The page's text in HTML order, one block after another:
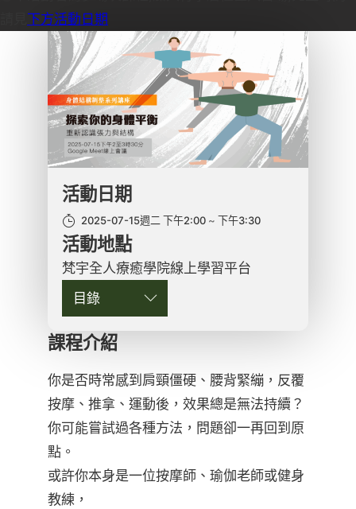
下方活動日期
課程介紹
你是否時常感到肩頸僵硬、腰背緊繃，反覆
按摩、推拿、運動後，效果總是無法持續？
你可能嘗試過各種方法，問題卻一再回到原
點。
或許你本身是一位按摩師、瑜伽老師或健身
教練，
活動日期
2025-07-15週二 下午2:00 下午3:30
活動地點
梵宇全人療癒學院線上學習平台
目錄